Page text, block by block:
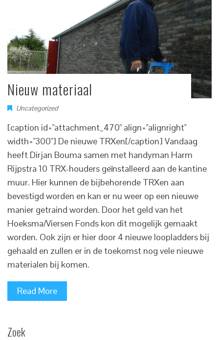
Nieuw materiaal
Uncategorized
[caption id="attachment_470" align="alignright"
width="300"] De nieuwe TRXen[/caption] Vandaag
heeft Dirjan Bouma samen met handyman Harm
Rijpstra 10 TRX-houders geïnstalleerd aan de kantine
muur. Hier kunnen de bijbehorende TRXen aan
bevestigd worden en kan er nu weer op een nieuwe
manier getraind worden. Door het geld van het
Hoeksma/Viersen Fonds kon dit mogelijk gemaakt
worden. Ook zijn er hier door 4 nieuwe loopladders bij
gehaald en zullen er in de toekomst nog vele nieuwe
materialen bij komen.
Read More
Zoek